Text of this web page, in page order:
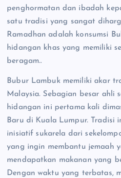
penghormatan dan ibadah
satu tradisi yang sangat
Ramadhan adalah konsumsi
hidangan khas yang memiliki
beragam..
Bubur Lambuk memiliki akar
Malaysia. Sebagian besar ahli
hidangan ini pertama kali
Baru di Kuala Lumpur. Tradisi
inisiatif sukarela dari
yang ingin membantu jemaah
mendapatkan makanan yang
Dengan waktu yang terbatas,